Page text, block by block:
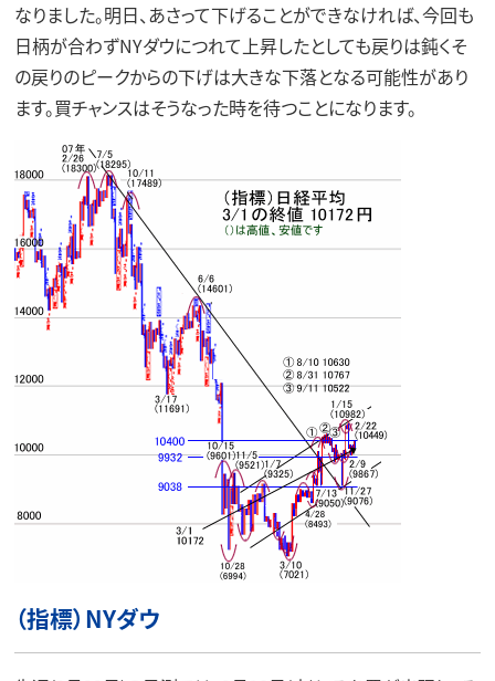
なりました。明日、あさって下げることができなければ、今回も
日柄が合わずNYダウにつれて上昇したとしても戻りは鈍くそ
の戻りのピークからの下げは大きな下落となる可能性があり
ます。買チャンスはそうなった時を待つことになります。
（指標）NYダウ